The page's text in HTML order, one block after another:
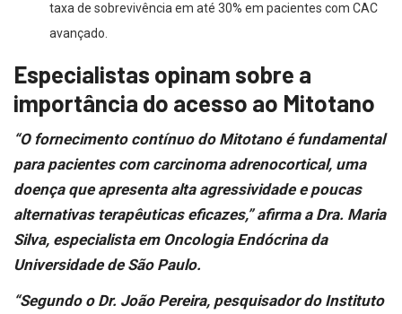
taxa de sobrevivência em até 30% em pacientes com CAC
avançado.
Especialistas opinam sobre a
importância do acesso ao Mitotano
“O fornecimento contínuo do Mitotano é fundamental
para pacientes com carcinoma adrenocortical, uma
doença que apresenta alta agressividade e poucas
alternativas terapêuticas eficazes,” afirma a Dra. Maria
Silva, especialista em Oncologia Endócrina da
Universidade de São Paulo.
“Segundo o Dr. João Pereira, pesquisador do Instituto